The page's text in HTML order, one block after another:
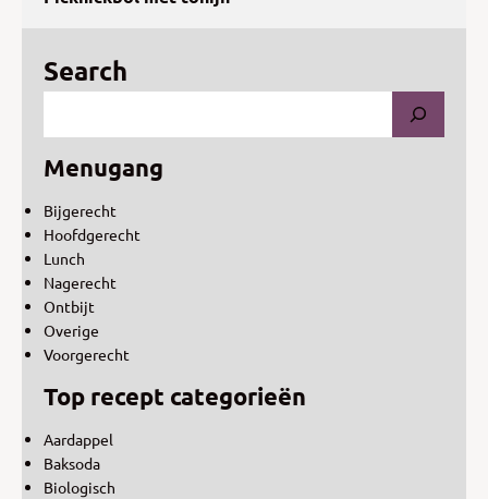
Search
Menugang
Bijgerecht
Hoofdgerecht
Lunch
Nagerecht
Ontbijt
Overige
Voorgerecht
Top recept categorieën
Aardappel
Baksoda
Biologisch